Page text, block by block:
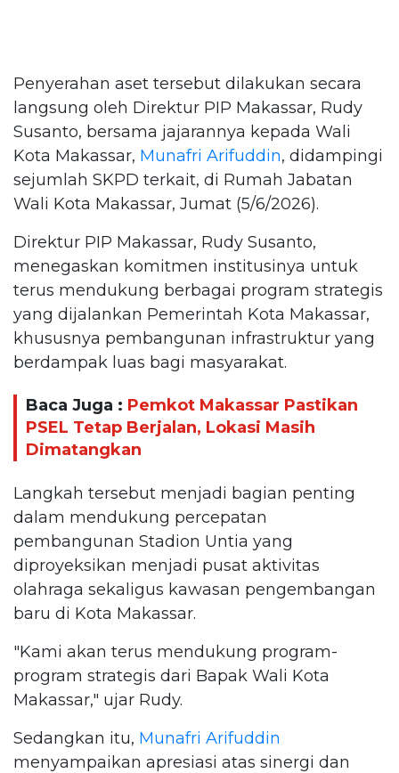
Penyerahan aset tersebut dilakukan secara
langsung oleh Direktur PIP Makassar, Rudy
Susanto, bersama jajarannya kepada Wali
Kota Makassar, Munafri Arifuddin, didampingi
sejumlah SKPD terkait, di Rumah Jabatan
Wali Kota Makassar, Jumat (5/6/2026).
Direktur PIP Makassar, Rudy Susanto,
menegaskan komitmen institusinya untuk
terus mendukung berbagai program strategis
yang dijalankan Pemerintah Kota Makassar,
khususnya pembangunan infrastruktur yang
berdampak luas bagi masyarakat.
Baca Juga : Pemkot Makassar Pastikan
PSEL Tetap Berjalan, Lokasi Masih
Dimatangkan
Langkah tersebut menjadi bagian penting
dalam mendukung percepatan
pembangunan Stadion Untia yang
diproyeksikan menjadi pusat aktivitas
olahraga sekaligus kawasan pengembangan
baru di Kota Makassar.
"Kami akan terus mendukung program-
program strategis dari Bapak Wali Kota
Makassar," ujar Rudy.
Sedangkan itu, Munafri Arifuddin
menyampaikan apresiasi atas sinergi dan